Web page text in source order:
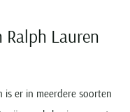
Lauren
is er in meerdere soorten